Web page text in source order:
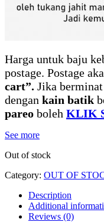
Harga untuk baju
postage. Postage
cart”. Jika
dengan kain batik
pareo boleh KLIK
See more
Out of stock
Category: OUT OF
Description
Additional
Reviews (0)